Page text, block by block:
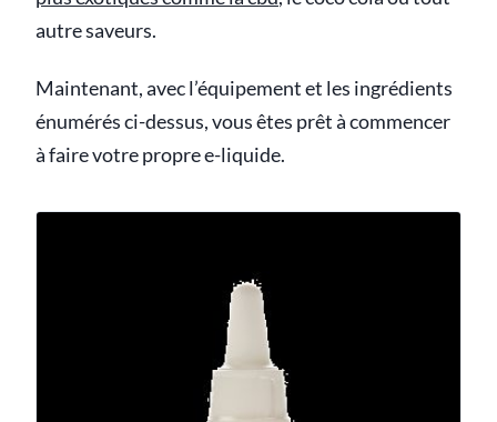
autre saveurs.
Maintenant, avec l’équipement et les ingrédients
énumérés ci-dessus, vous êtes prêt à commencer
à faire votre propre e-liquide.